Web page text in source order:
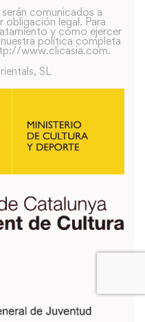
comunicados a
legal. Para
y como ejercer
política completa
www.clicasia.com.
SL